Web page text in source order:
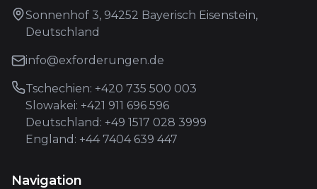
Sonnenhof 3, 94252 Bayerisch Eisenstein,
Deutschland
info@exforderungen.de
Tschechien: +420 735 500 003
Slowakei: +421 911 696 596
Deutschland: +49 1517 028 3999
England: +44 7404 639 447
Navigation